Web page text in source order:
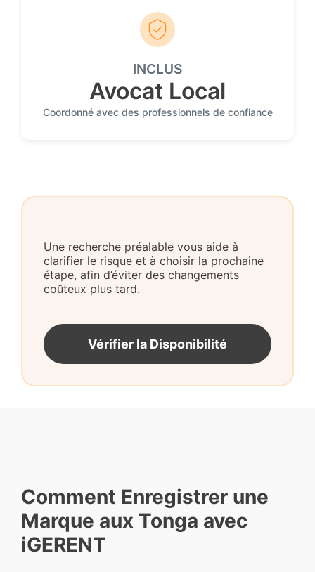
INCLUS
Avocat Local
Coordonné avec des professionnels de confiance
Une recherche préalable vous aide à
clarifier le risque et à choisir la prochaine
étape, afin d’éviter des changements
coûteux plus tard.
Vérifier la Disponibilité
Comment Enregistrer une
Marque aux Tonga avec
iGERENT